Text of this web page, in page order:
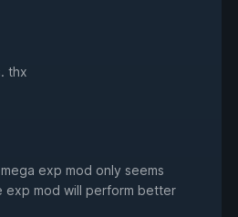
thx
exp mod only seems
exp mod will perform better